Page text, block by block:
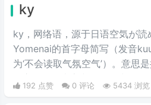
ky
ky，网络语，源于日语空気が
Yomenai的首字母简写（发音
为‘不会读取气氛空气’）。意思
发言而扫了大家兴致的行为。
192 点赞 0 评论 5434 浏览